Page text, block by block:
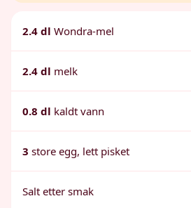
2.4 dl Wondra-mel
2.4 dl melk
0.8 dl kaldt vann
3 store egg, lett pisket
Salt etter smak